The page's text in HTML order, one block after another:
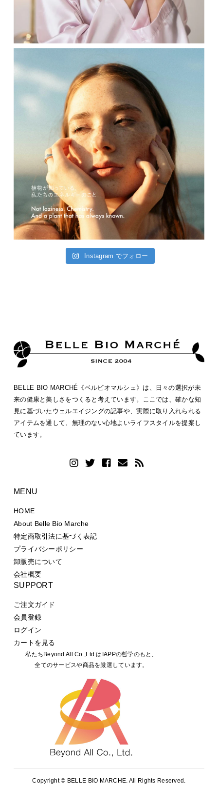
Instagram でフォロー
BELLE BIO MARCHÉ《ベルビオマルシェ》は、日々の選択が未
来の健康と美しさをつくると考えています。ここでは、確かな知
見に基づいたウェルエイジングの記事や、実際に取り入れられる
アイテムを通して、無理のない心地よいライフスタイルを提案し
ています。
MENU
HOME
About Belle Bio Marche
特定商取引法に基づく表記
プライバシーポリシー
卸販売について
会社概要
SUPPORT
ご注文ガイド
会員登録
ログイン
カートを見る
私たちBeyond All Co.,Ltd.はIAPPの哲学のもと、
全てのサービスや商品を厳選しています。
Copyright © BELLE BIO MARCHE. All Rights Reserved.